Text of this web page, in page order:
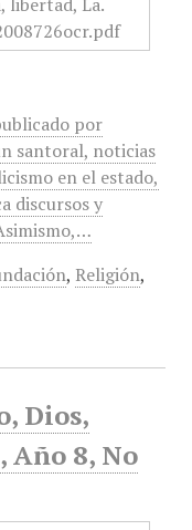
por
santoral, noticias
en el estado,
discursos y
, Religión,
Dios,
8, No